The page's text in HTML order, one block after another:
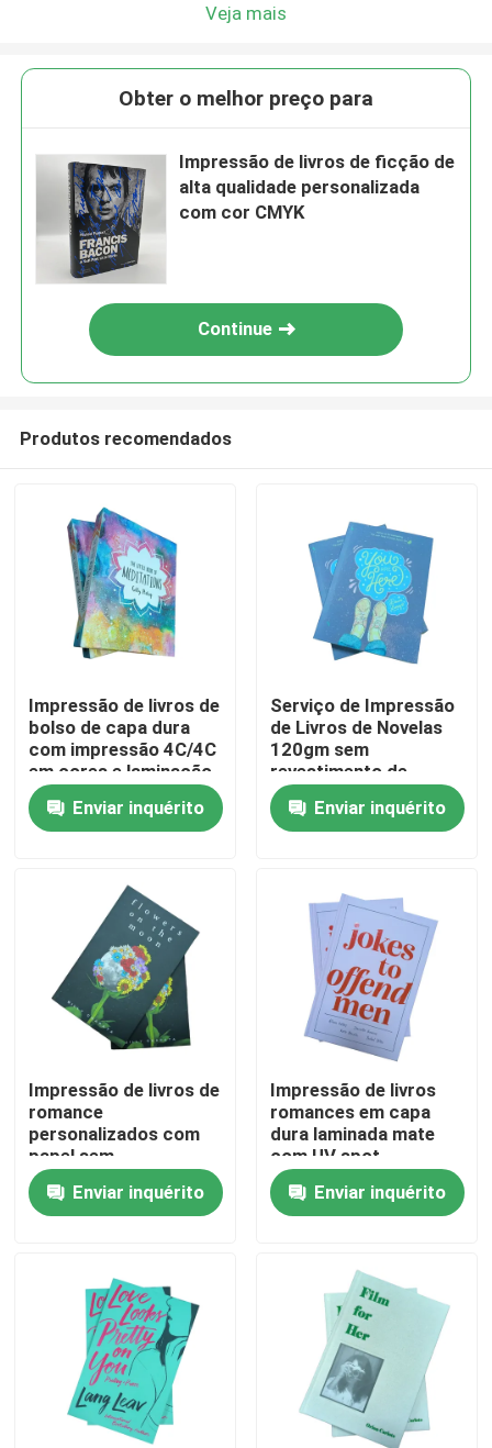
Casa
Vídeos
Sobre nós
Recurso
Contacte-nos
Peça umas citações
Impressão de livros de mesa
Impressão de cartas de tarô
Veja mais
Obter o melhor preço para
Impressão de livros de ficção de
alta qualidade personalizada
com cor CMYK
Continue
Produtos recomendados
Impressão de livros de
bolso de capa dura
com impressão 4C/4C
em cores e laminação
fosca
Enviar inquérito
Serviço de Impressão
de Livros de Novelas
120gm sem
revestimento de
madeira, com
Laminado Mate 272
páginas
Enviar inquérito
Impressão de livros de
romance
personalizados com
papel sem
revestimento
Enviar inquérito
Impressão de livros
romances em capa
dura laminada mate
com UV spot
Enviar inquérito